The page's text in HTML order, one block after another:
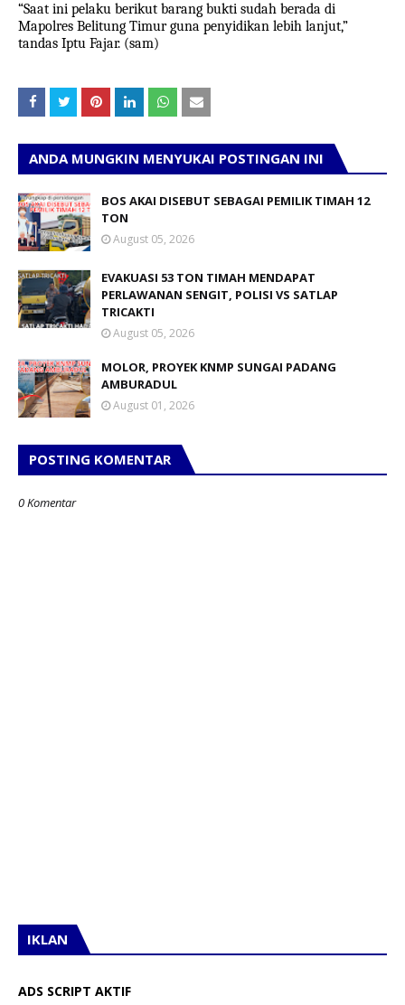
“Saat ini pelaku berikut barang bukti sudah berada di
Mapolres Belitung Timur guna penyidikan lebih lanjut,”
tandas Iptu Fajar. (sam)
ANDA MUNGKIN MENYUKAI POSTINGAN INI
BOS AKAI DISEBUT SEBAGAI PEMILIK TIMAH 12
TON
August 05, 2026
EVAKUASI 53 TON TIMAH MENDAPAT
PERLAWANAN SENGIT, POLISI VS SATLAP
TRICAKTI
August 05, 2026
MOLOR, PROYEK KNMP SUNGAI PADANG
AMBURADUL
August 01, 2026
POSTING KOMENTAR
0 Komentar
IKLAN
ADS SCRIPT AKTIF